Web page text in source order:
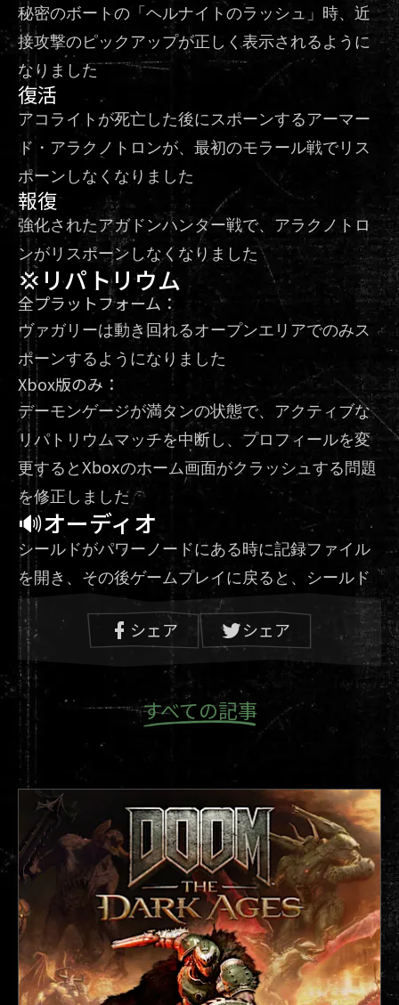
秘密のボートの「ヘルナイトのラッシュ」時、近
接攻撃のピックアップが正しく表示されるように
なりました
復活
アコライトが死亡した後にスポーンするアーマー
ド・アラクノトロンが、最初のモラール戦でリス
ポーンしなくなりました
報復
強化されたアガドンハンター戦で、アラクノトロ
ンがリスポーンしなくなりました
💢リパトリウム
全プラットフォーム：
ヴァガリーは動き回れるオープンエリアでのみス
ポーンするようになりました
Xbox版のみ：
デーモンゲージが満タンの状態で、アクティブな
リパトリウムマッチを中断し、プロフィールを変
更するとXboxのホーム画面がクラッシュする問題
を修正しました
🔊オーディオ
シールドがパワーノードにある時に記録ファイル
を開き、その後ゲームプレイに戻ると、シールド
ソーのグラインドSFXが停止することがある問題を
修正しました
🎰UI
ミッション選択でステージを再度プレイすると、
コーデックスの記録が進行状況を正しくトラッキ
ングしていなかった問題を修正しました
リパトリウムの初回プレイ時に表示されるゲーム
モードのチュートリアル用ポップアップが、2回目
以降も表示される問題を修正しました
金属の鍵を壊したりスイッチを使用したりしたあ
とのフレームで記録ファイルを開くと、トリガー
が失敗し、進行が妨げられる問題を修正しました
ロード画面中にAlt+Tabでゲーム画面を閉じて復帰
すると、クラッシュする可能性がある問題を修正
しました
シェア シェア
すべての記事